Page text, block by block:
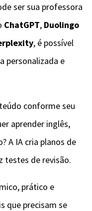
ser sua professora
ChatGPT, Duolingo
, é possível
personalizada e
conforme seu
aprender inglês,
A IA cria planos de
testes de revisão.
prático e
que precisam se